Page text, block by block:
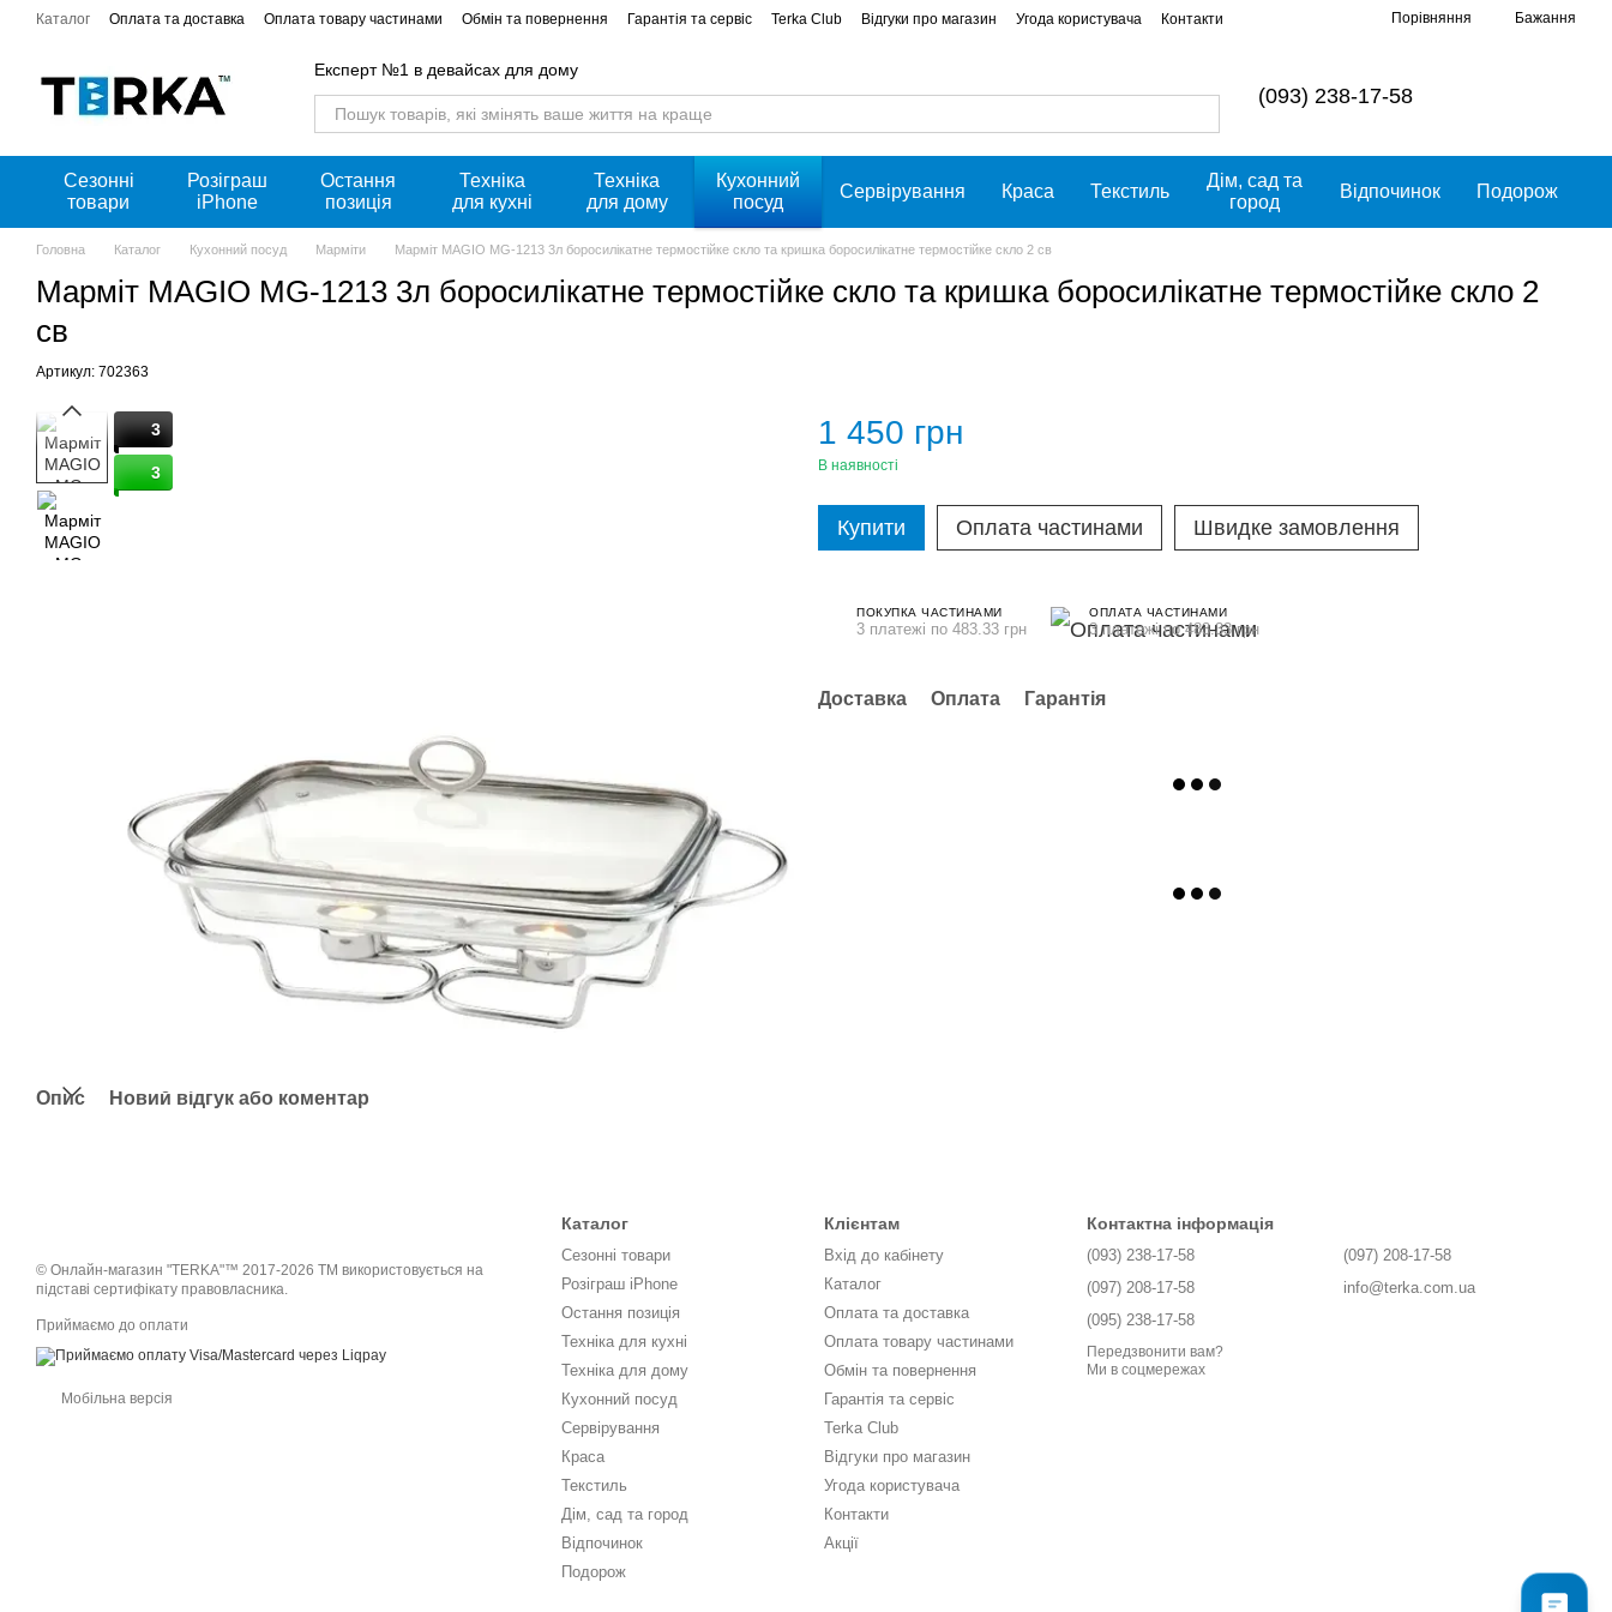
Перейти к основному контенту
Каталог Оплата та доставка Оплата товару частинами Обмін та повернення Гарантія та сервіс Terka Club Відгуки про магазин Угода користувача
Контакти
Порівняння Бажання
Експерт №1 в девайсах для дому
(093) 238-17-58
Сезонні
товари
Розіграш
iPhone
Остання
позиція
Техніка
для кухні
Техніка
для дому
Кухонний
посуд
Сервірування Краса Текстиль
Дім, сад та
город
Відпочинок Подорож
Головна Каталог Кухонний посуд Марміти Марміт MAGIO MG-1213 3л боросилікатне термостійке скло та кришка боросилікатне термостійке скло 2 св
Марміт MAGIO MG-1213 3л боросилікатне термостійке скло та кришка боросилікатне термостійке скло 2
св
Артикул: 702363
3
3
Опис Новий відгук або коментар
1 450 грн
В наявності
Купити Оплата частинами Швидке замовлення
ПОКУПКА ЧАСТИНАМИ
3 платежі по 483.33 грн
ОПЛАТА ЧАСТИНАМИ
3 платежі по 483.33 грн
Доставка Оплата Гарантія
© Онлайн-магазин "TERKA"™ 2017-2026 ТМ використовується на
підставі сертифікату правовласника.
Приймаємо до оплати
Мобільна версія
Каталог
Сезонні товари
Розіграш iPhone
Остання позиція
Техніка для кухні
Техніка для дому
Кухонний посуд
Сервірування
Краса
Текстиль
Дім, сад та город
Відпочинок
Подорож
Клієнтам
Вхід до кабінету
Каталог
Оплата та доставка
Оплата товару частинами
Обмін та повернення
Гарантія та сервіс
Terka Club
Відгуки про магазин
Угода користувача
Контакти
Акції
Контактна інформація
(093) 238-17-58
(097) 208-17-58
(095) 238-17-58
Передзвонити вам?
(097) 208-17-58
info@terka.com.ua
Ми в соцмережах